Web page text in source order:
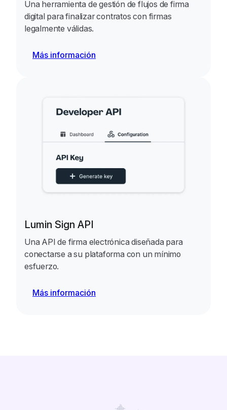
Una herramienta de gestión de flujos de firma
digital para finalizar contratos con firmas
legalmente válidas.
Más información
Lumin Sign API
Una API de firma electrónica diseñada para
conectarse a su plataforma con un mínimo
esfuerzo.
Más información